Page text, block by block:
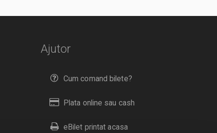
Ajutor
Cum comand bilete?
Plata online sau cash
eBilet printat acasa